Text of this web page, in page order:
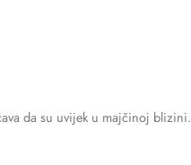
da su uvijek u majčinoj blizini.